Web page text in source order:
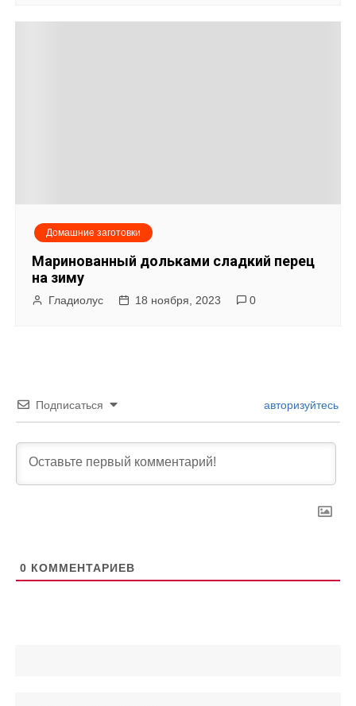
Домашние заготовки
Маринованный дольками сладкий перец
на зиму
Гладиолус 18 ноября, 2023 0
Подписаться авторизуйтесь
0 КОММЕНТАРИЕВ